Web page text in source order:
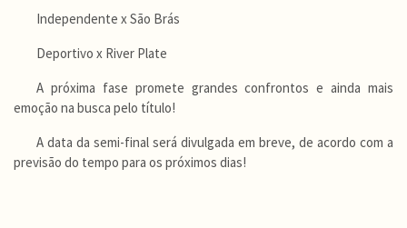
Independente x São Brás
Deportivo x River Plate
A próxima fase promete grandes confrontos e ainda mais
emoção na busca pelo título!
A data da semi-final será divulgada em breve, de acordo com a
previsão do tempo para os próximos dias!